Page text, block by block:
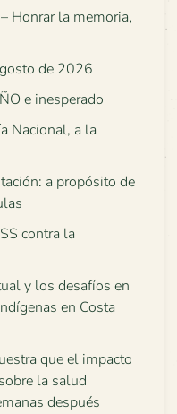
Honrar la memoria,
de 2026
e inesperado
Nacional, a la
a propósito de
contra la
y los desafíos en
en Costa
que el impacto
la salud
después